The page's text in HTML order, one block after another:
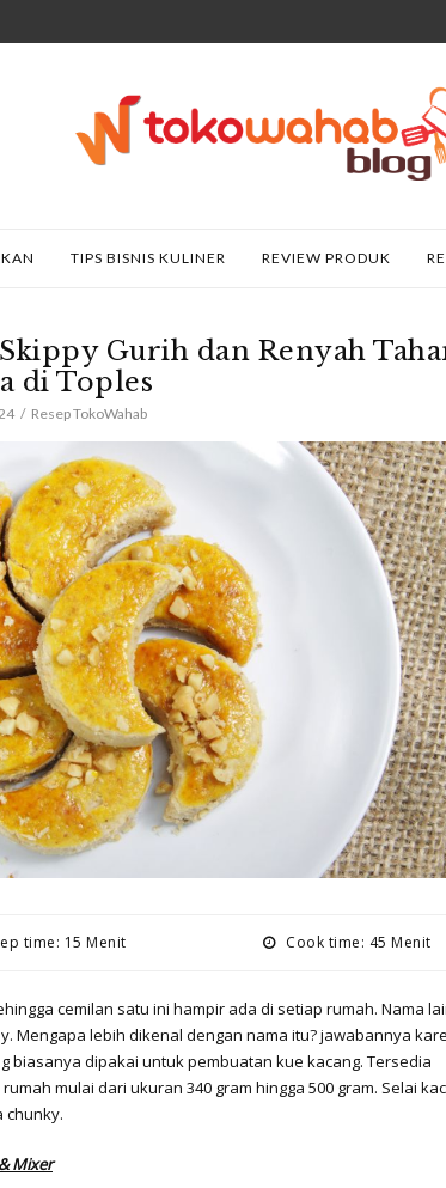
TIPS BISNIS KULINER REVIEW PRODUK
Gurih dan Renyah
di Toples
Resep TokoWahab
time: 15 Menit Cook time: 45 Menit
cemilan satu ini hampir ada di setiap rumah. Nama
Mengapa lebih dikenal dengan nama itu? jawabannya
biasanya dipakai untuk pembuatan kue kacang. Tersedia
mulai dari ukuran 340 gram hingga 500 gram. Selai
chunky.
Mixer